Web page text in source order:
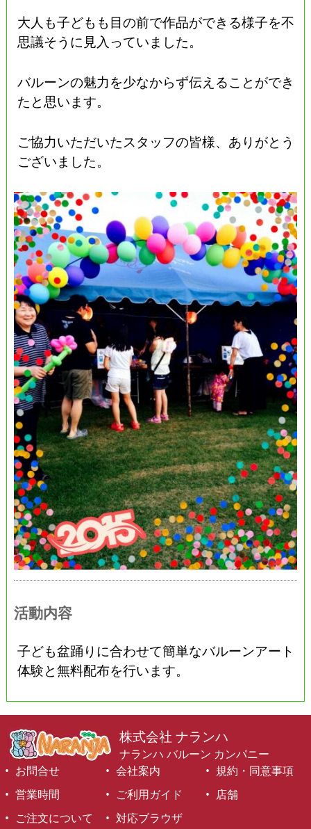
大人も子どもも目の前で作品ができる様子を不
思議そうに見入っていました。
バルーンの魅力を少なからず伝えることができ
たと思います。
ご協力いただいたスタッフの皆様、ありがとう
ございました。
活動内容
子ども盆踊りに合わせて簡単なバルーンアート
体験と無料配布を行います。
株式会社 ナランハ
ナランハ バルーン カンパニー
お問合せ
会社案内
規約・同意事項
営業時間
ご利用ガイド
店舗
ご注文について
対応ブラウザ